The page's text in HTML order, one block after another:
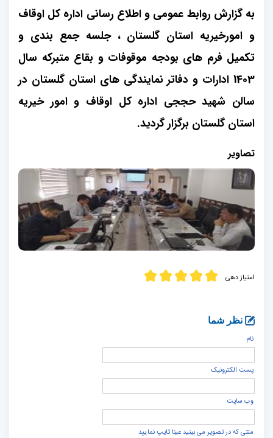
به گزارش روابط عمومی و اطلاع رسانی اداره کل اوقاف
و امورخیریه استان گلستان ، جلسه جمع بندی و
تکمیل فرم های بودجه موقوفات و بقاع متبرکه سال
1403 ادارات و دفاتر نمایندگی های استان گلستان در
سالن شهید حججی اداره کل اوقاف و امور خیریه
استان گلستان برگزار گردید.
تصاویر
امتیاز دهی
نظر شما
نام
پست الكترونيک
وب سایت
متنی که در تصویر می بینید عینا تایپ نمایید